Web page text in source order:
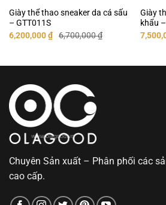
Giày thể thao sneaker da cá sấu
– GTT011S
6,700,000₫
Giá
gốc
6,200,000₫Giá
hiện
6,200,000 ₫.
Giày
khẩu
Giá
gốc
Chuyên Sản xuất – Phân phối các
cao cấp.